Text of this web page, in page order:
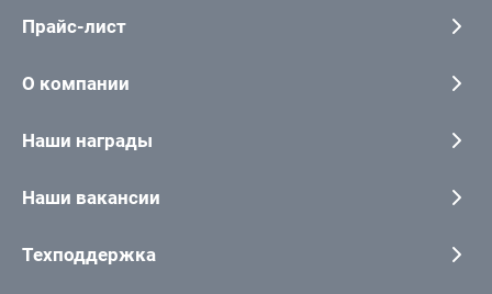
Прайс-лист
О компании
Наши награды
Наши вакансии
Техподдержка